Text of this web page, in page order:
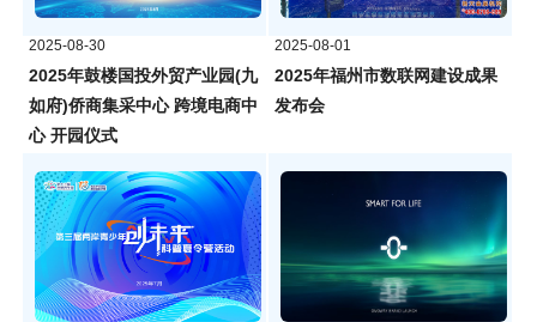
2025-08-30
2025年鼓楼国投外贸产业园(九
如府)侨商集采中心 跨境电商中
心 开园仪式
2025-08-01
2025年福州市数联网建设成果
发布会